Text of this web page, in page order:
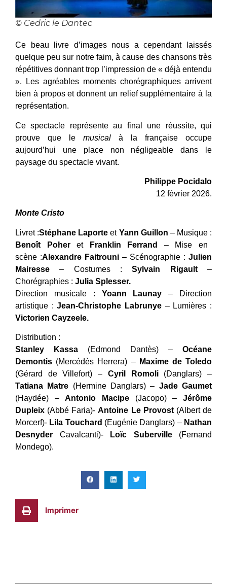
© Cedric le Dantec
Ce beau livre d’images nous a cependant laissés
quelque peu sur notre faim, à cause des chansons très
répétitives donnant trop l’impression de « déjà entendu
». Les agréables moments chorégraphiques arrivent
bien à propos et donnent un relief supplémentaire à la
représentation.
Ce spectacle représente au final une réussite, qui
prouve que le musical à la française occupe
aujourd’hui une place non négligeable dans le
paysage du spectacle vivant.
Philippe Pocidalo
12 février 2026.
Monte Cristo
Livret :Stéphane Laporte et Yann Guillon – Musique :
Benoît Poheret Franklin Ferrand
– Mise en
scène :Alexandre Faitrouni – Scénographie : Julien
Mairesse – Costumes :Sylvain Rigault–
Chorégraphies : Julia Splesser.
Direction musicale : Yoann Launay – Direction
artistique :Jean-Christophe Labrunye – Lumières :
Victorien Cayzeele.
Distribution :
Stanley Kassa (Edmond Dantès) – Océane
Demontis (Mercédès Herrera) – Maxime de Toledo
(Gérard de Villefort) – Cyril Romoli(Danglars) –
Tatiana Matre (Hermine Danglars) – Jade Gaumet
(Haydée) –Antonio Macipe (Jacopo) –Jérôme
Dupleix (Abbé Faria)-Antoine Le Provost (Albert de
Morcerf)- Lila Touchard (Eugénie Danglars) – Nathan
Desnyder Cavalcanti)- Loïc Suberville(Fernand
Mondego).
Imprimer